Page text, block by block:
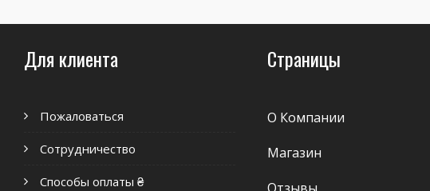
Для клиента
Пожаловаться
Сотрудничество
Способы оплаты ₴
Страницы
О Компании
Магазин
Отзывы